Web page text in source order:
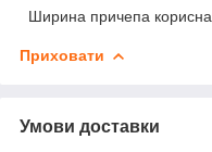
Ширина причепа корисна
Приховати
Умови доставки